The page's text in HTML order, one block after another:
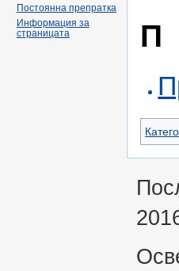
П
Постоянна препратка
Информация за
страницата